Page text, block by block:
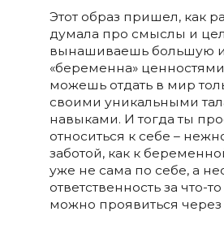
Этот образ пришел, как
думала про смыслы и
вынашиваешь большую
«беременна»
можешь отдать в мир
своими уникальными
навыками. И тогда ты
относиться к себе –
заботой, как к
уже не сама по себе, а
ответственность за что-
можно проявиться через